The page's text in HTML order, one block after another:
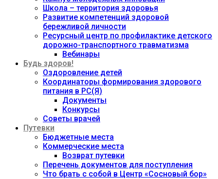
Школа – территория здоровья
Развитие компетенций здоровой
бережливой личности
Ресурсный центр по профилактике детского
дорожно-транспортного травматизма
Вебинары
Будь здоров!
Оздоровление детей
Координаторы формирования здорового
питания в РС(Я)
Документы
Конкурсы
Советы врачей
Путевки
Бюджетные места
Коммерческие места
Возврат путевки
Перечень документов для поступления
Что брать с собой в Центр «Сосновый бор»